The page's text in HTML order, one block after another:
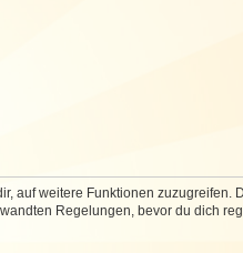
auf weitere Funktionen zuzugreifen.
Regelungen, bevor du dich